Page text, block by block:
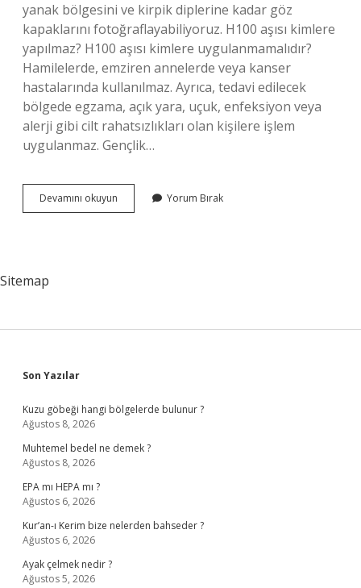
yanak bölgesini ve kirpik diplerine kadar göz
kapaklarını fotoğraflayabiliyoruz. H100 aşısı kimlere
yapılmaz? H100 aşısı kimlere uygulanmamalıdır?
Hamilelerde, emziren annelerde veya kanser
hastalarında kullanılmaz. Ayrıca, tedavi edilecek
bölgede egzama, açık yara, uçuk, enfeksiyon veya
alerji gibi cilt rahatsızlıkları olan kişilere işlem
uygulanmaz. Gençlik…
Devamını okuyun
Aşısının
Yorum Bırak
Sitemap
Sidebar
Son Yazılar
Kuzu göbeği hangi bölgelerde bulunur ?
Ağustos 8, 2026
Muhtemel bedel ne demek ?
Ağustos 8, 2026
EPA mı HEPA mı ?
Ağustos 6, 2026
Kur’an-ı Kerim bize nelerden bahseder ?
Ağustos 6, 2026
Ayak çelmek nedir ?
Ağustos 5, 2026